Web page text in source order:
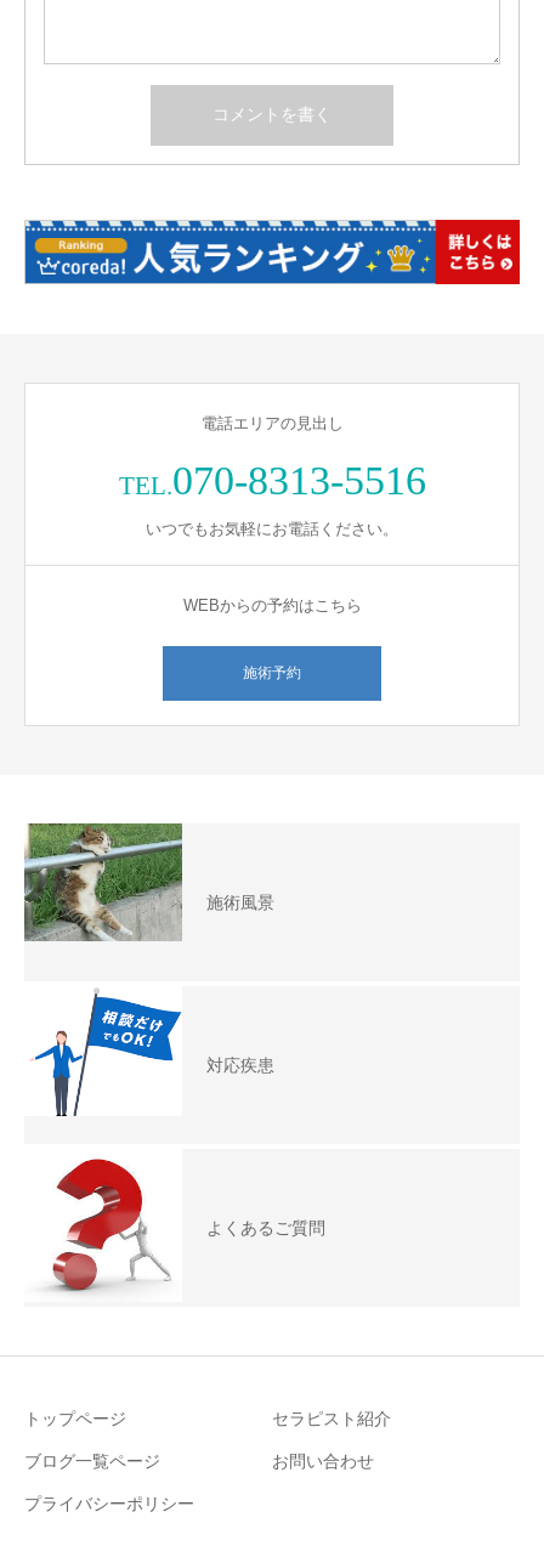
電話エリアの見出し
TEL.070-8313-5516
いつでもお気軽にお電話ください。
WEBからの予約はこちら
施術予約
施術風景
対応疾患
よくあるご質問
トップページ セラピスト紹介
ブログ一覧ページ お問い合わせ
プライバシーポリシー